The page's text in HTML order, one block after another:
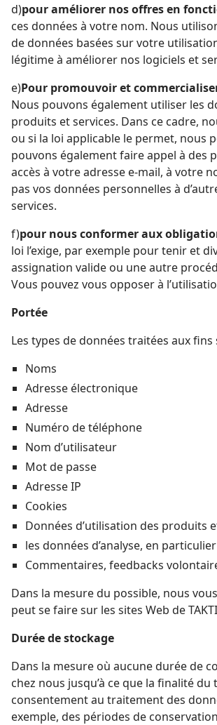
d)pour améliorer nos offres en
ces données à votre nom. Nous
de données basées sur votre utilisation des produits logiciels
légitime à améliorer nos logiciels et
e)Pour promouvoir et
Nous pouvons également utiliser les
produits et services. Dans ce cadre,
ou si la loi applicable le permet, nous
pouvons également faire appel à des
accès à votre adresse e-mail, à votre
pas vos données personnelles à d’autres fins. La base juridique de ce traitement de données est notre intérêt légitime à promouvoir et à
services.
f)pour nous conformer aux
loi l’exige, par exemple pour tenir et
assignation valide ou une autre
Portée
Les types de données traitées aux
Noms
Adresse électronique
Adresse
Numéro de téléphone
Nom d’utilisateur
Mot de passe
Adresse IP
Cookies
Données d’utilisation des produits
les données d’analyse, en
Commentaires, feedbacks
Dans la mesure du possible, nous
peut se faire sur les sites Web de
Durée de stockage
Dans la mesure où aucune durée de
chez nous jusqu’à ce que la finalité
consentement au traitement des
exemple, des périodes de